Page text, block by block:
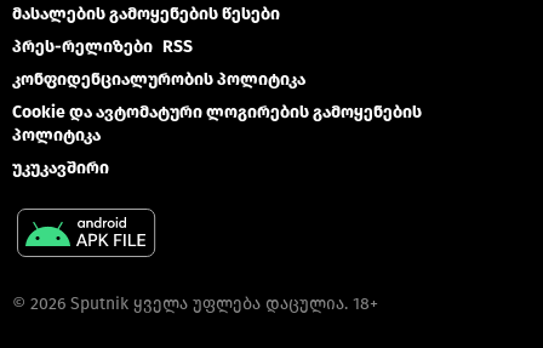
მასალების გამოყენების წესები
პრეს-რელიზები RSS
კონფიდენციალურობის პოლიტიკა
Cookie და ავტომატური ლოგირების გამოყენების
პოლიტიკა
უკუკავშირი
© 2026 Sputnik ყველა უფლება დაცულია. 18+